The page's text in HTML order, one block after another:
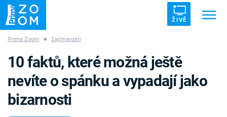
ŽIVĚ
ZÁHADY VETŘELCI DÁVNOVĚKU
Prima Zoom ■ Zajímavosti
10 faktů, které možná ještě
nevíte o spánku a vypadají jako
bizarnosti